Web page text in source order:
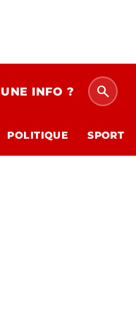
UNE INFO ? search
POLITIQUE SPORT